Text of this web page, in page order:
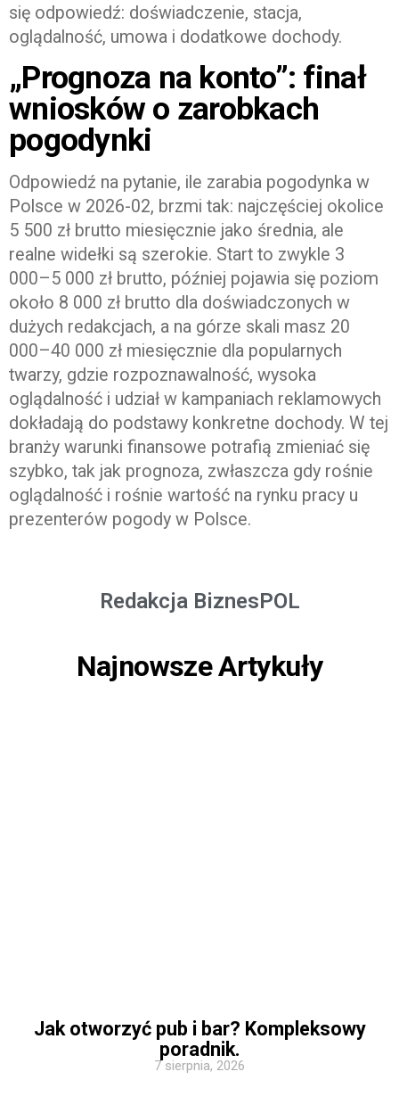
się odpowiedź: doświadczenie, stacja,
oglądalność, umowa i dodatkowe dochody.
„Prognoza na konto”: finał
wniosków o zarobkach
pogodynki
Odpowiedź na pytanie, ile zarabia pogodynka w
Polsce w 2026-02, brzmi tak: najczęściej okolice
5 500 zł brutto miesięcznie jako średnia, ale
realne widełki są szerokie. Start to zwykle 3
000–5 000 zł brutto, później pojawia się poziom
około 8 000 zł brutto dla doświadczonych w
dużych redakcjach, a na górze skali masz 20
000–40 000 zł miesięcznie dla popularnych
twarzy, gdzie rozpoznawalność, wysoka
oglądalność i udział w kampaniach reklamowych
dokładają do podstawy konkretne dochody. W tej
branży warunki finansowe potrafią zmieniać się
szybko, tak jak prognoza, zwłaszcza gdy rośnie
oglądalność i rośnie wartość na rynku pracy u
prezenterów pogody w Polsce.
Redakcja BiznesPOL
Najnowsze Artykuły
Jak otworzyć pub i bar? Kompleksowy
poradnik.
7 sierpnia, 2026